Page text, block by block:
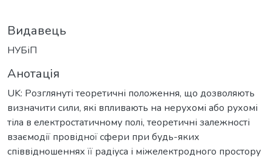
Видавець
НУБіП
Анотація
UK: Розглянуті теоретичні положення, що дозволяють
визначити сили, які впливають на нерухомі або рухомі
тіла в електростатичному полі, теоретичні залежності
взаємодії провідної сфери при будь-яких
співвідношеннях її радіуса і міжелектродного простору